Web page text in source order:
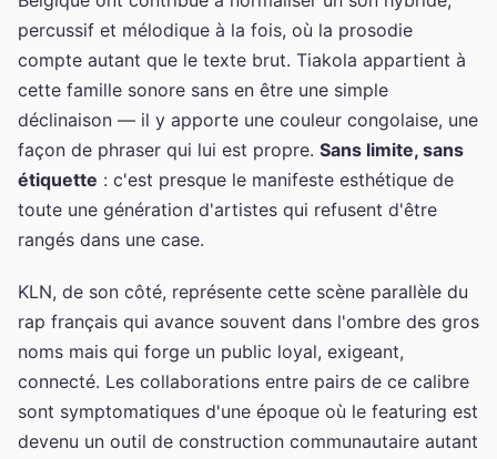
percussif et mélodique à la fois, où la prosodie
compte autant que le texte brut. Tiakola appartient à
cette famille sonore sans en être une simple
déclinaison — il y apporte une couleur congolaise, une
façon de phraser qui lui est propre. Sans limite, sans
étiquette : c'est presque le manifeste esthétique de
toute une génération d'artistes qui refusent d'être
rangés dans une case.
KLN, de son côté, représente cette scène parallèle du
rap français qui avance souvent dans l'ombre des gros
noms mais qui forge un public loyal, exigeant,
connecté. Les collaborations entre pairs de ce calibre
sont symptomatiques d'une époque où le featuring est
devenu un outil de construction communautaire autant